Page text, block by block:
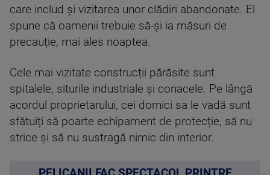
care includ și vizitarea unor clădiri abandonate. El
spune că oamenii trebuie să-și ia măsuri de
precauție, mai ales noaptea.
Cele mai vizitate construcții părăsite sunt
spitalele, siturile industriale și conacele. Pe lângă
acordul proprietarului, cei dornici sa le vadă sunt
sfătuiți să poarte echipament de protecție, să nu
strice și să nu sustragă nimic din interior.